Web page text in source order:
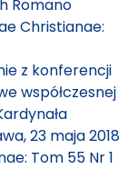
Romano
Christianae:
z konferencji
współczesnej
23 maja 2018
Tom 55 Nr 1